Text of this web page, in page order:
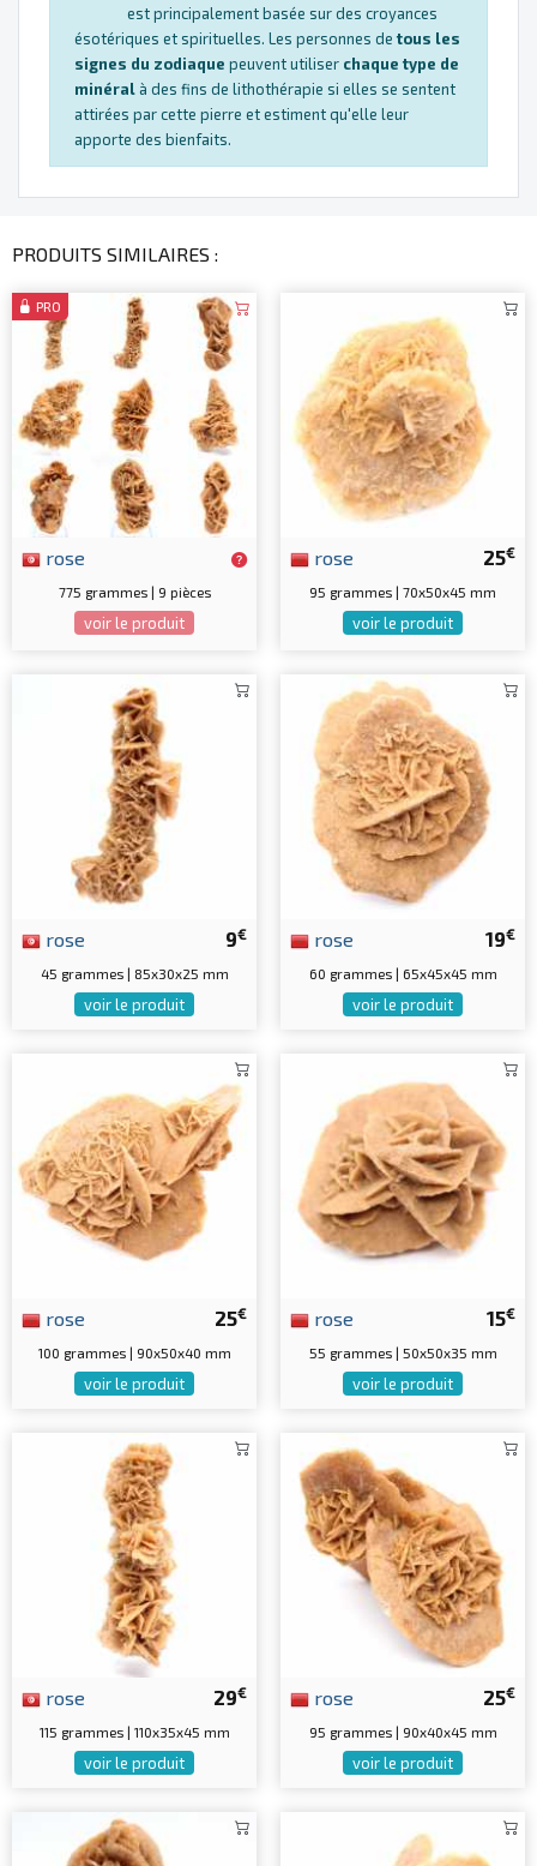
est principalement basée sur des croyances
ésotériques et spirituelles. Les personnes de tous les
signes du zodiaque peuvent utiliser chaque type de
minéralà des fins de lithothérapie si elles se sentent
attirées par cette pierre et estiment qu'elle leur
apporte des bienfaits.
PRODUITS SIMILAIRES :
PRO
rose
775 grammes | 9 pièces
voir le produit
25€
rose
95 grammes | 70x50x45 mm
voir le produit
9€
rose
45 grammes | 85x30x25 mm
voir le produit
19€
rose
60 grammes | 65x45x45 mm
voir le produit
25€
rose
100 grammes | 90x50x40 mm
voir le produit
15€
rose
55 grammes | 50x50x35 mm
voir le produit
29€
rose
115 grammes | 110x35x45 mm
voir le produit
25€
rose
95 grammes | 90x40x45 mm
voir le produit